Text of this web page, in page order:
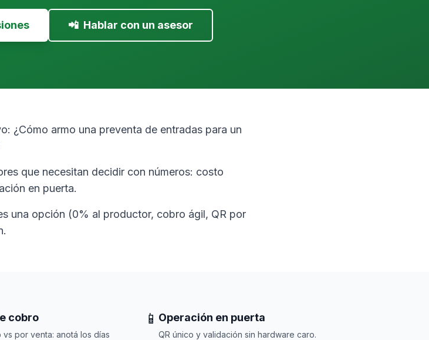
📲 Hablar con un asesor
¿Cómo armo una preventa de entradas para un
que necesitan decidir con números: costo
en puerta.
una opción (0% al productor, cobro ágil, QR por
cobro
por venta: anotá los días
📱 Operación en puerta
QR único y validación sin hardware caro.